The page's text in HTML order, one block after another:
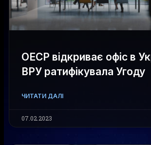
ОЕСР відкриває офіс в
ВРУ ратифікувала Угоду
ЧИТАТИ ДАЛІ
07.02.2023